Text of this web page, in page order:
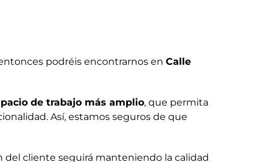
podréis encontrarnos en Calle
de trabajo más amplio, que permita
Así, estamos seguros de que
del cliente seguirá manteniendo la calidad